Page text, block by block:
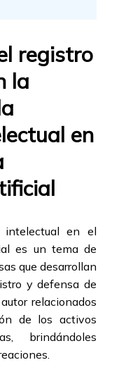
registro
la
en
intelectual en el
es un tema de
que desarrollan
y defensa de
relacionados
de los activos
brindándoles